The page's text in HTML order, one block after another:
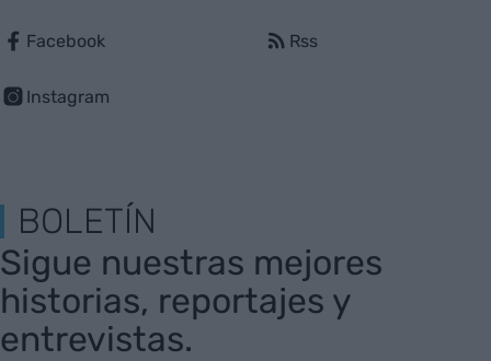
Facebook
Instagram
Rss
BOLETÍN
Sigue nuestras mejores
historias, reportajes y
entrevistas.